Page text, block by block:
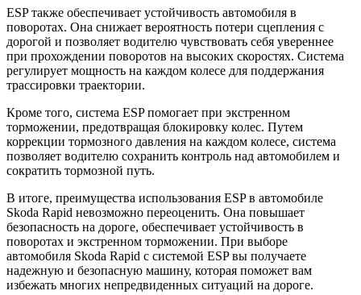
ESP также обеспечивает устойчивость автомобиля в
поворотах. Она снижает вероятность потери сцепления с
дорогой и позволяет водителю чувствовать себя увереннее
при прохождении поворотов на высоких скоростях. Система
регулирует мощность на каждом колесе для поддержания
трассировки траектории.
Кроме того, система ESP помогает при экстренном
торможении, предотвращая блокировку колес. Путем
коррекции тормозного давления на каждом колесе, система
позволяет водителю сохранить контроль над автомобилем и
сократить тормозной путь.
В итоге, преимущества использования ESP в автомобиле
Skoda Rapid невозможно переоценить. Она повышает
безопасность на дороге, обеспечивает устойчивость в
поворотах и экстренном торможении. При выборе
автомобиля Skoda Rapid с системой ESP вы получаете
надежную и безопасную машину, которая поможет вам
избежать многих непредвиденных ситуаций на дороге.